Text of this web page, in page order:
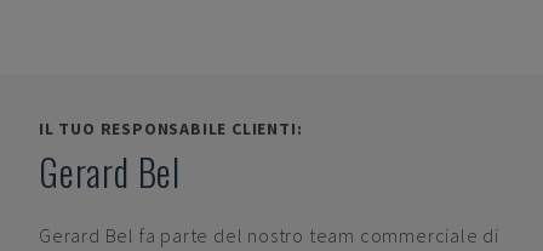
IL TUO RESPONSABILE CLIENTI:
Gerard Bel
Gerard Bel fa parte del nostro team commerciale di